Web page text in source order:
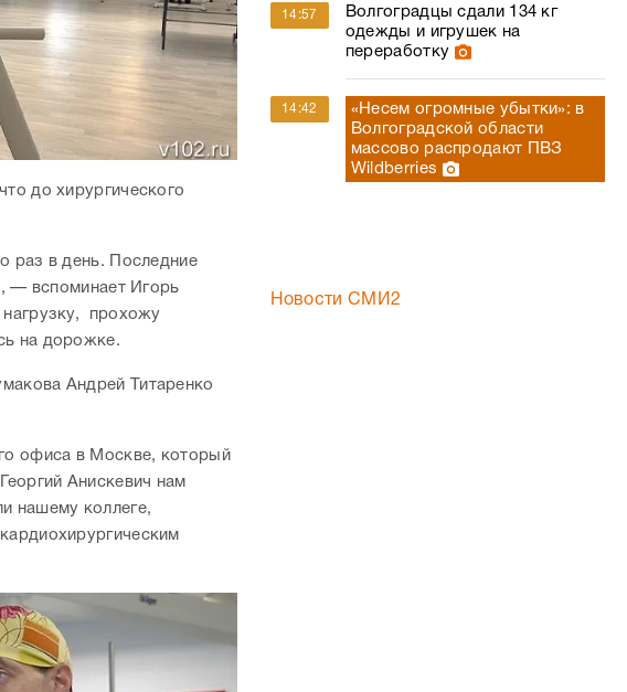
до хирургического
раз в день. Последние
— вспоминает Игорь
прохожу
на дорожке.
Андрей Титаренко
офиса в Москве, который
Анискевич нам
нашему коллеге,
14:57
Волгоградцы сдали 134 кг
одежды и игрушек на
переработку
14:42
«Несем огромные убытки»: в
Волгоградской области
массово распродают ПВЗ
Wildberries
Новости СМИ2